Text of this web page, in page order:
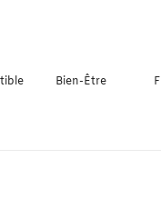
Bien-Être